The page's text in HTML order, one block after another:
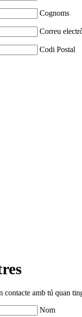
Cognoms
Correu
Codi Postal
contacte amb tú quan
Nom